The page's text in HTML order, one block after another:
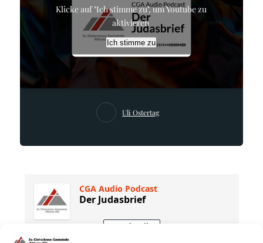
Klicke auf "Ich stimme zu", um Youtube zu
aktivieren
Ich stimme zu
Uli Ostertag